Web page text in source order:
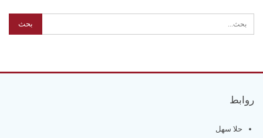
روابط
حلا سهل